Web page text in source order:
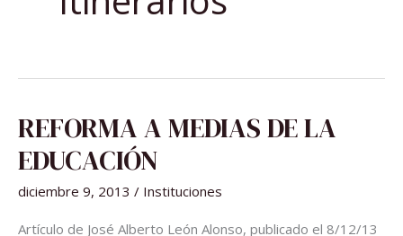
REFORMA A MEDIAS DE LA
EDUCACIÓN
diciembre 9, 2013 / Instituciones
Artículo de José Alberto León Alonso, publicado el 8/12/13
REFORMA
A
MEDIAS
DE
LA
EDUCACIÓN